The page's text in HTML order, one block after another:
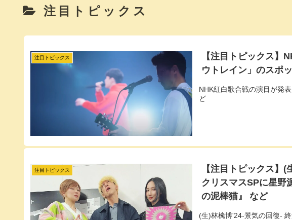
注目トピックス
注目トピックス
【注目トピックス】
ウトレイン」のスポ
NHK紅白歌合戦の演目が発
ど
注目トピックス
【注目トピックス】
クリスマスSPに星野
の泥棒猫』 など
(生)林檎博'24-景気の回復-